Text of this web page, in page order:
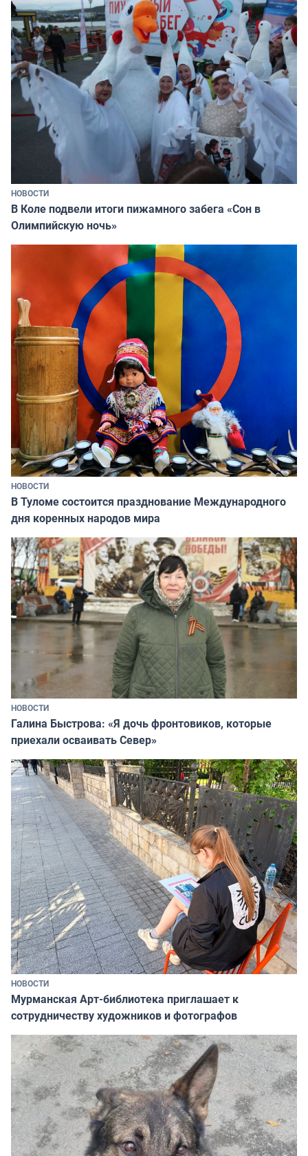
НОВОСТИ
В Коле подвели итоги пижамного забега «Сон в
Олимпийскую ночь»
НОВОСТИ
В Туломе состоится празднование Международного
дня коренных народов мира
НОВОСТИ
Галина Быстрова: «Я дочь фронтовиков, которые
приехали осваивать Север»
НОВОСТИ
Мурманская Арт-библиотека приглашает к
сотрудничеству художников и фотографов